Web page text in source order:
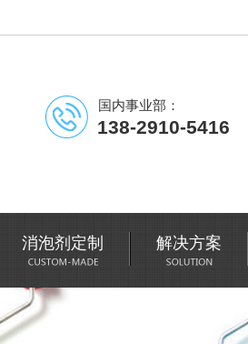
国内事业部：
138-2910-5416
消泡剂定制 解决方案